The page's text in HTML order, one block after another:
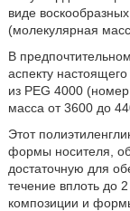
виде
(молекулярная
В
аспекту
из PEG 4000
масса от 3600 до
Этот
формы носителя,
достаточную для
течение вплоть до
композиции и